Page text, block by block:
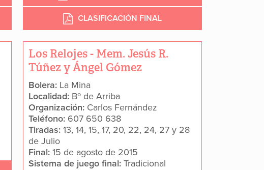
CLASIFICACIÓN FINAL
Los Relojes - Mem. Jesús R.
Túñez y Ángel Gómez
Bolera: La Mina
Localidad: Bº de Arriba
Organización: Carlos Fernández
Teléfono: 607 650 638
Tiradas: 13, 14, 15, 17, 20, 22, 24, 27 y 28
de Julio
Final: 15 de agosto de 2015
Sistema de juego final: Tradicional